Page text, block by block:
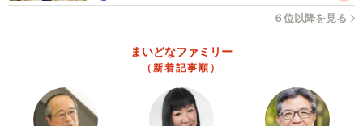
６位以降を見る
まいどなファミリー
（新着記事順）